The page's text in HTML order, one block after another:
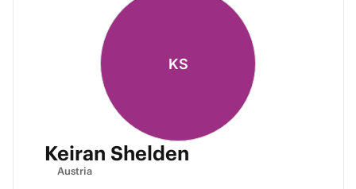
KS
Keiran Shelden
Austria